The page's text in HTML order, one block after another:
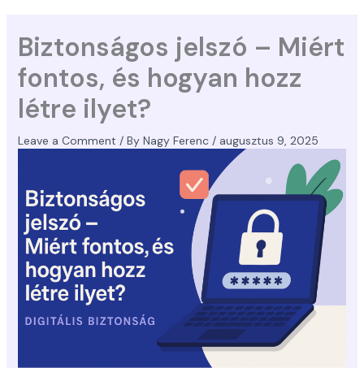
Biztonságos jelszó – Miért
fontos, és hogyan hozz
létre ilyet?
Leave a Comment / By Nagy Ferenc / augusztus 9, 2025